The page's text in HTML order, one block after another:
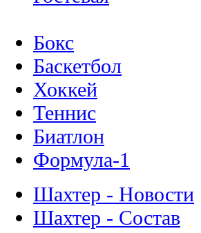
Бокс
Баскетбол
Хоккей
Теннис
Биатлон
Формула-1
Шахтер - Новости
Шахтер - Состав